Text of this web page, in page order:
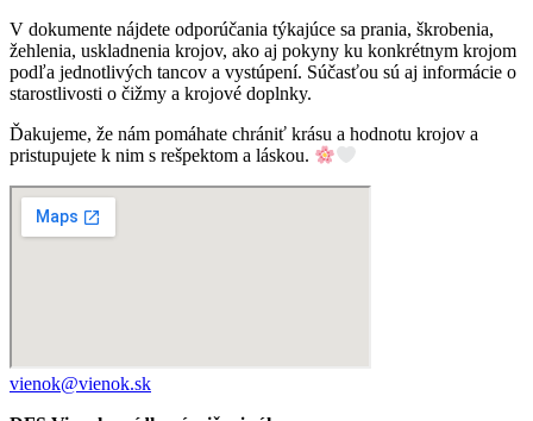
V dokumente nájdete odporúčania týkajúce sa prania, škrobenia,
žehlenia, uskladnenia krojov, ako aj pokyny ku konkrétnym krojom
podľa jednotlivých tancov a vystúpení. Súčasťou sú aj informácie o
starostlivosti o čižmy a krojové doplnky.
Ďakujeme, že nám pomáhate chrániť krásu a hodnotu krojov a
pristupujete k nim s rešpektom a láskou.
vienok@vienok.sk